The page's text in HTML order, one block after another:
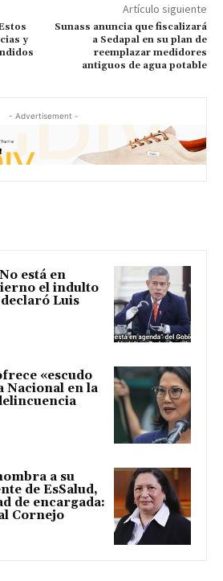
y
Artículo siguiente
Sunass anuncia que fiscalizará
a Sedapal en su plan de
reemplazar medidores
antiguos de agua potable
- Advertisement -
está en
el indulto
Luis
«escudo
Nacional en la
a su
de EsSalud,
de encargada:
Cornejo